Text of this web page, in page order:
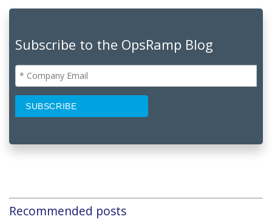
Subscribe to the OpsRamp Blog
Recommended posts